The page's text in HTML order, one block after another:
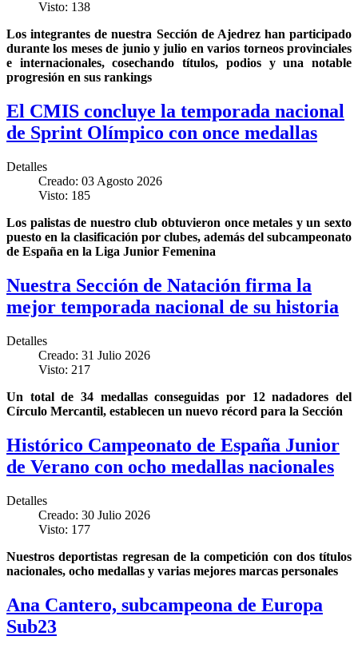
Visto: 138
Los integrantes de nuestra Sección de Ajedrez han participado
durante los meses de junio y julio en varios torneos provinciales
e internacionales, cosechando títulos, podios y una notable
progresión en sus rankings
El CMIS concluye la temporada nacional
de Sprint Olímpico con once medallas
Detalles
Creado: 03 Agosto 2026
Visto: 185
Los palistas de nuestro club obtuvieron once metales y un sexto
puesto en la clasificación por clubes, además del subcampeonato
de España en la Liga Junior Femenina
Nuestra Sección de Natación firma la
mejor temporada nacional de su historia
Detalles
Creado: 31 Julio 2026
Visto: 217
Un total de 34 medallas conseguidas por 12 nadadores del
Círculo Mercantil, establecen un nuevo récord para la Sección
Histórico Campeonato de España Junior
de Verano con ocho medallas nacionales
Detalles
Creado: 30 Julio 2026
Visto: 177
Nuestros deportistas regresan de la competición con dos títulos
nacionales, ocho medallas y varias mejores marcas personales
Ana Cantero, subcampeona de Europa
Sub23